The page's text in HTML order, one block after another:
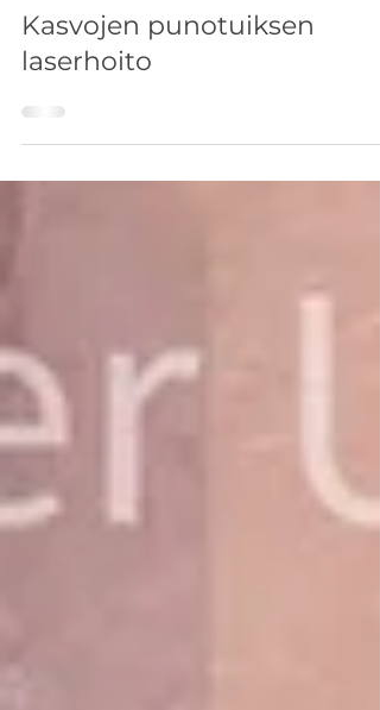
2 min käytetty lukemiseen
VERISUONET
Kasvojen punotuiksen
laserhoito